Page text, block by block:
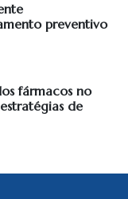
preventivo
fármacos no
de